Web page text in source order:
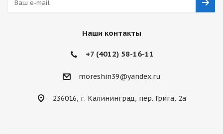
Наши контакты
+7 (4012) 58-16-11
moreshin39@yandex.ru
236016, г. Калининград, пер. Грига, 2а